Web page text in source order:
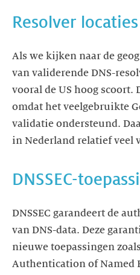
Resolver locaties
Als we kijken naar de
van validerende DNS-
vooral de US hoog scoort.
omdat het veelgebruikte
validatie ondersteund.
in Nederland relatief veel
DNSSEC-
DNSSEC garandeert de
van DNS-data. Deze
nieuwe toepassingen
Authentication of Named